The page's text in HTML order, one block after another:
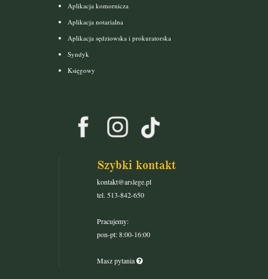
Aplikacja komornicza
Aplikacja notarialna
Aplikacja sędziowska i prokuratorska
Syndyk
Księgowy
Szybki kontakt
kontakt@arslege.pl
tel. 513-842-650
Pracujemy:
pon-pt: 8:00-16:00
Masz pytania